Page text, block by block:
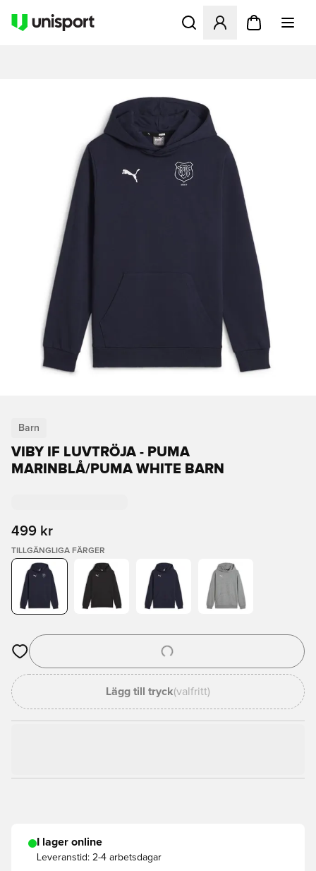
Öppnar en Modal för att
Barn
VIBY IF LUVTRÖJA - PUMA
MARINBLÅ/PUMA WHITE BARN
499 kr
TILLGÄNGLIGA FÄRGER
Öppnar en Modal för att logga in eller registrera dig som
Lägg till tryck(valfritt)
I lager online
Leveranstid: 2-4 arbetsdagar